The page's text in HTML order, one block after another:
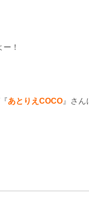
！
あとりえCOCO 』さん